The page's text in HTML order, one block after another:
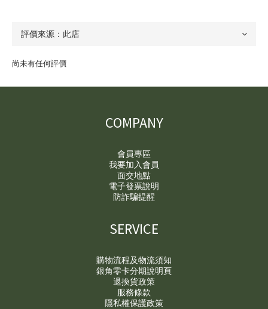
尚未有任何評價
COMPANY
會員專區
我要加入會員
面交地點
電子發票說明
防詐騙提醒
SERVICE
購物流程及物流須知
銀角零卡分期說明頁
退換貨政策
服務條款
隱私權保護政策